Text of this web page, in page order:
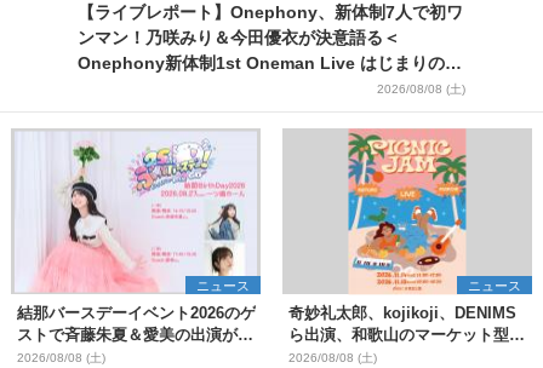
【ライブレポート】Onephony、新体制7人で初ワ
ンマン！乃咲みり＆今田優衣が決意語る＜
Onephony新体制1st Oneman Live はじまりの夏
2026/08/08 (土)
ニュース
結那バースデーイベント2026のゲ
ストで斉藤朱夏＆愛美の出演が決
定
2026/08/08 (土)
ニュース
奇妙礼太郎、kojikoji、DENIMS
ら出演、和歌山のマーケット型野
外イベント『PICNIC JAM
2026/08/08 (土)